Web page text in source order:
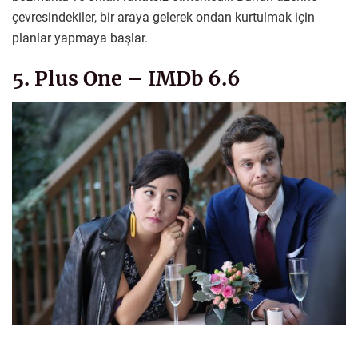
çevresindekiler, bir araya gelerek ondan kurtulmak için
planlar yapmaya başlar.
5. Plus One – IMDb 6.6